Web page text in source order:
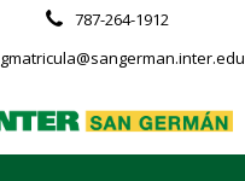
787-264-1912
gmatricula@sangerman.inter.edu